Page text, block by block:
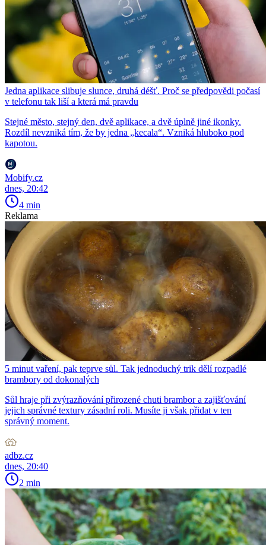
Jedna aplikace slibuje slunce, druhá déšť. Proč se předpovědi počasí
v telefonu tak liší a která má pravdu
Stejné město, stejný den, dvě aplikace, a dvě úplně jiné ikonky.
Rozdíl nevzniká tím, že by jedna „kecala“. Vzniká hluboko pod
kapotou.
Mobify.cz
dnes, 20:42
4 min
Reklama
5 minut vaření, pak teprve sůl. Tak jednoduchý trik dělí rozpadlé
brambory od dokonalých
Sůl hraje při zvýrazňování přirozené chuti brambor a zajišťování
jejich správné textury zásadní roli. Musíte ji však přidat v ten
správný moment.
adbz.cz
dnes, 20:40
2 min